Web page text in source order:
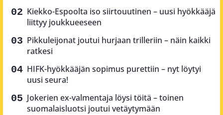
Kiekko-Espoolta iso siirtouutinen – uusi hyökkääjä
liittyy joukkueeseen
Pikkuleijonat joutui hurjaan trilleriin – näin kaikki
ratkesi
HIFK-hyökkääjän sopimus purettiin – nyt löytyi
uusi seura!
Jokerien ex-valmentaja löysi töitä – toinen
suomalaisluotsi joutui vetäytymään